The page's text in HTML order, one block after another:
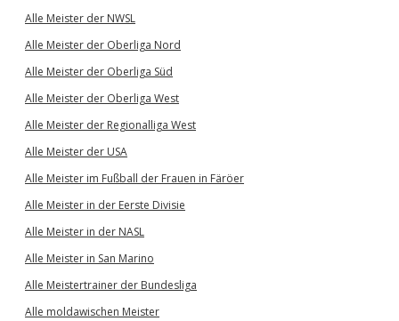
Alle Meister der NWSL
Alle Meister der Oberliga Nord
Alle Meister der Oberliga Süd
Alle Meister der Oberliga West
Alle Meister der Regionalliga West
Alle Meister der USA
Alle Meister im Fußball der Frauen in Färöer
Alle Meister in der Eerste Divisie
Alle Meister in der NASL
Alle Meister in San Marino
Alle Meistertrainer der Bundesliga
Alle moldawischen Meister